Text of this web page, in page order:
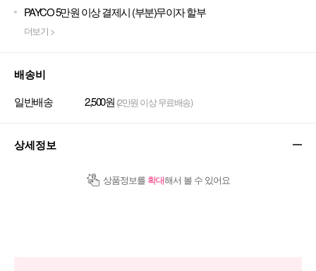
PAYCO 5만원 이상 결제시 (부분)무이자 할부
더보기 >
배송비
일반배송 2,500원 (2만원 이상 무료배송)
상세정보
상품정보를 확대해서 볼 수 있어요